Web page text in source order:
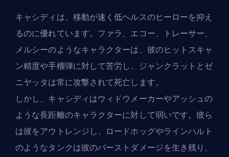
キャシディは、移動が速く低ヘルスのヒーローを抑え
るのに優れています。ファラ、エコー、トレーサー、
メルシーのようなキャラクターは、彼のヒットスキャ
ン精度や手榴弾に対して苦労し、ジャンクラットとゼ
ニヤッタは常に攻撃されて死亡します。
しかし、キャシディはウィドウメーカーやアッシュの
ような長距離のキャラクターに対して弱いです。彼ら
は彼をアウトレンジし、ロードホッグやラインハルト
のようなタンクは彼のバーストダメージを生き残り、